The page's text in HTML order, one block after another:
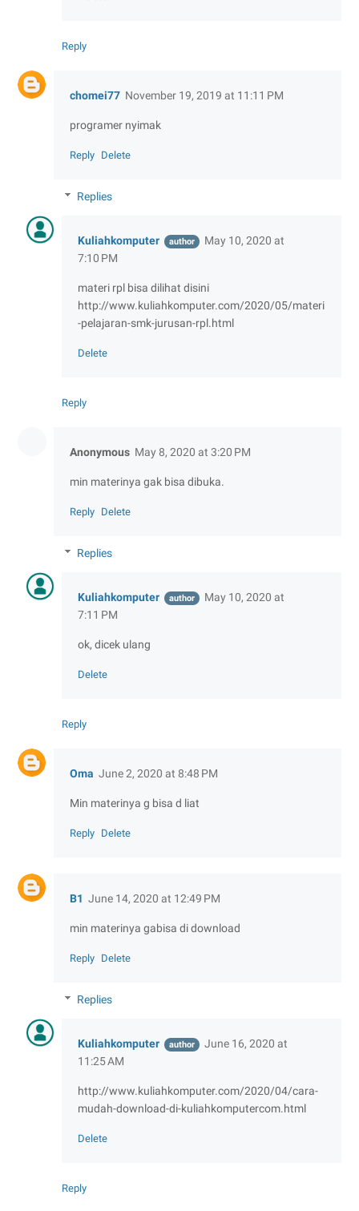
Reply
chomei77 November 19, 2019 at 11:11 PM
programer nyimak
Reply Delete
Replies
Kuliahkomputer
May 10, 2020 at
7:10 PM
materi rpl bisa dilihat disini
http://www.kuliahkomputer.com/2020/05/materi
-pelajaran-smk-jurusan-rpl.html
Delete
Reply
Anonymous May 8, 2020 at 3:20 PM
min materinya gak bisa dibuka.
Reply Delete
Replies
Kuliahkomputer
May 10, 2020 at
7:11 PM
ok, dicek ulang
Delete
Reply
Oma June 2, 2020 at 8:48 PM
Min materinya g bisa d liat
Reply Delete
B1 June 14, 2020 at 12:49 PM
min materinya gabisa di download
Reply Delete
Replies
Kuliahkomputer
June 16, 2020 at
11:25 AM
http://www.kuliahkomputer.com/2020/04/cara-
mudah-download-di-kuliahkomputercom.html
Delete
Reply